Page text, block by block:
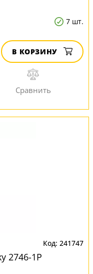
7 шт.
В КОРЗИНУ
241747
2746-1P